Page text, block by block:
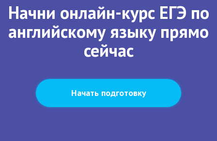
Начни онлайн-курс ЕГЭ по
английскому языку прямо
сейчас
Начать подготовку